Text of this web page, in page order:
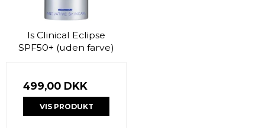
Is Clinical Eclipse
SPF50+ (uden farve)
499,00 DKK
VIS PRODUKT